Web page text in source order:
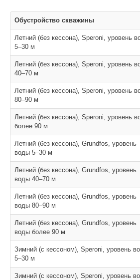
Обустройство скважины
Летний (без кессона), Speroni, уровень
5–30 м
Летний (без кессона), Speroni, уровень
40–70 м
Летний (без кессона), Speroni, уровень
80–90 м
Летний (без кессона), Speroni, уровень
более 90 м
Летний (без кессона), Grundfos, уровень
воды 5–30 м
Летний (без кессона), Grundfos, уровень
воды 40–70 м
Летний (без кессона), Grundfos, уровень
воды 80–90 м
Летний (без кессона), Grundfos, уровень
воды более 90 м
Зимний (с кессоном), Speroni, уровень
5–30 м
Зимний (с кессоном), Speroni, уровень